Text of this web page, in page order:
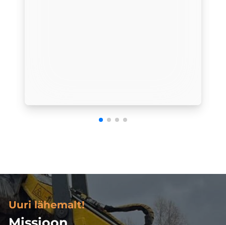
Uuri lähemalt!